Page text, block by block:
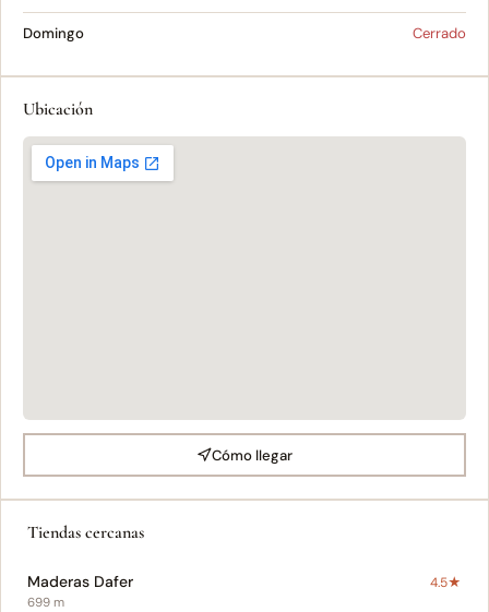
Domingo Cerrado
Ubicación
Cómo llegar
Tiendas cercanas
Maderas Dafer 4.5★
699 m